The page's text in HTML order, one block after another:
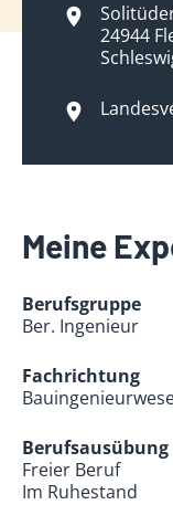
24944
Meine
Berufsgruppe
Ber. Ingenieur
Fachrichtung
Berufsausübung
Freier Beruf
Im Ruhestand